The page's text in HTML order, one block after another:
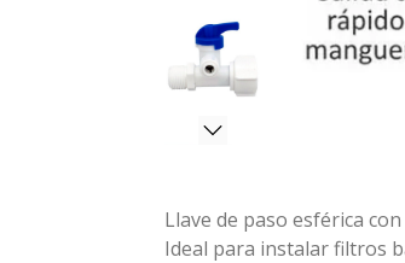
Llave de paso esférica
Ideal para instalar filtros